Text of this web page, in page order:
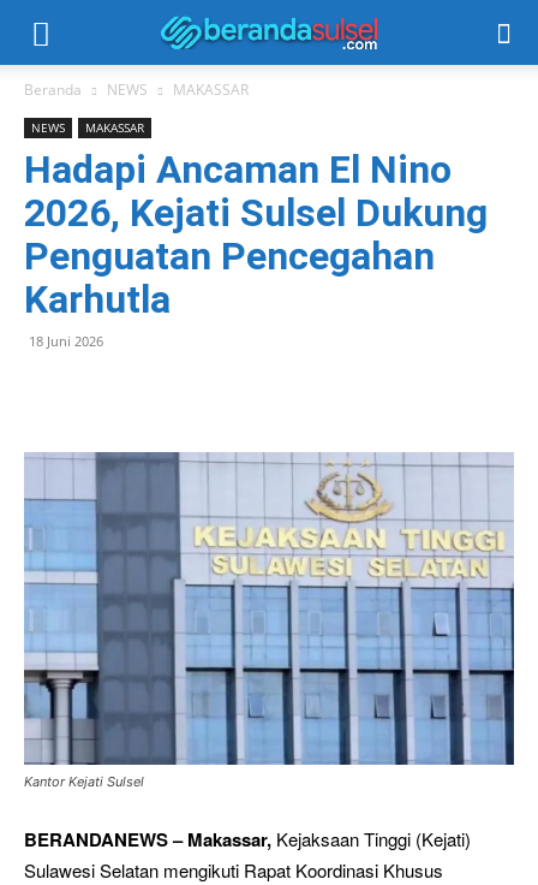
Beranda NEWS MAKASSAR
NEWS MAKASSAR
Hadapi Ancaman El Nino
2026, Kejati Sulsel Dukung
Penguatan Pencegahan
Karhutla
18 Juni 2026
Kantor Kejati Sulsel
BERANDANEWS – Makassar, Kejaksaan Tinggi (Kejati)
Sulawesi Selatan mengikuti Rapat Koordinasi Khusus